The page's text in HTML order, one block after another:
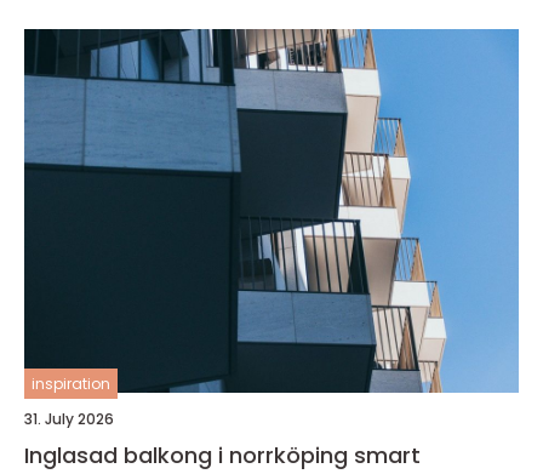
inspiration
31. July 2026
Inglasad balkong i norrköping smart